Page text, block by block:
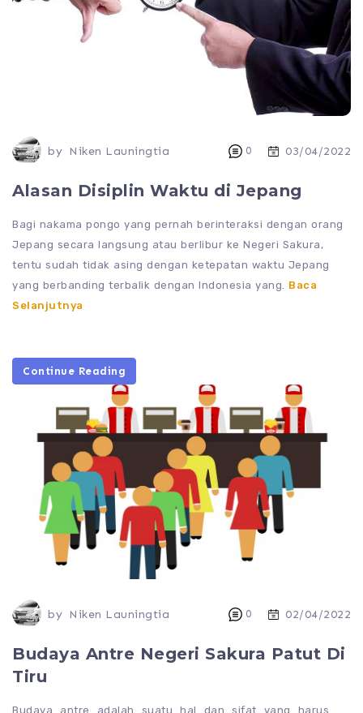
by Niken Launingtia 0 03/04/2022
Alasan Disiplin Waktu di Jepang
Bagi nakama pongo yang pernah berinteraksi dengan orang
Jepang secara langsung atau berlibur ke Negeri Sakura,
tentu sudah tidak asing dengan ketepatan waktu Jepang
yang berbanding terbalik dengan Indonesia yang. Baca
Selanjutnya
Continue Reading
by Niken Launingtia 0 02/04/2022
Budaya Antre Negeri Sakura Patut Di
Tiru
Budaya antre adalah suatu hal dan sifat yang harus